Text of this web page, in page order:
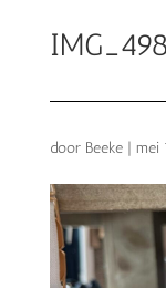
door Beeke| mei